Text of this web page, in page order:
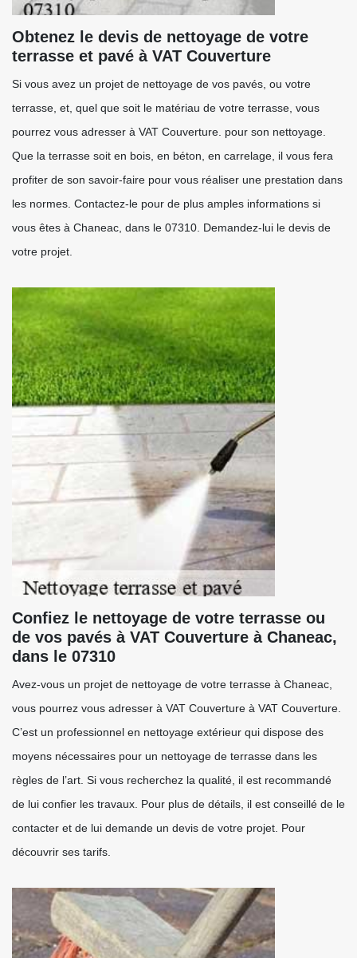
Obtenez le devis de nettoyage de votre
terrasse et pavé à VAT Couverture
Si vous avez un projet de nettoyage de vos pavés, ou votre
terrasse, et, quel que soit le matériau de votre terrasse, vous
pourrez vous adresser à VAT Couverture. pour son nettoyage.
Que la terrasse soit en bois, en béton, en carrelage, il vous fera
profiter de son savoir-faire pour vous réaliser une prestation dans
les normes. Contactez-le pour de plus amples informations si
vous êtes à Chaneac, dans le 07310. Demandez-lui le devis de
votre projet.
Confiez le nettoyage de votre terrasse ou
de vos pavés à VAT Couverture à Chaneac,
dans le 07310
Avez-vous un projet de nettoyage de votre terrasse à Chaneac,
vous pourrez vous adresser à VAT Couverture à VAT Couverture.
C’est un professionnel en nettoyage extérieur qui dispose des
moyens nécessaires pour un nettoyage de terrasse dans les
règles de l’art. Si vous recherchez la qualité, il est recommandé
de lui confier les travaux. Pour plus de détails, il est conseillé de le
contacter et de lui demande un devis de votre projet. Pour
découvrir ses tarifs.